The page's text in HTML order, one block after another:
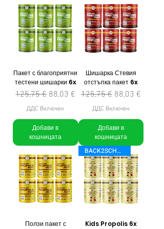
Пакет с благоприятни
тестени шишарки 6x
Редовна цена
125,75 € Продажна цена
88,03 €
ДДС Включен
Добави в
кошницата
Шишарка Стевия
отстъпка пакет 6x
Редовна цена
125,75 € Продажна
88,03 €
ДДС Включен
Добави в
кошницата
Ползи пакет с
BACK2SCHOOL
Kids Propolis 6x